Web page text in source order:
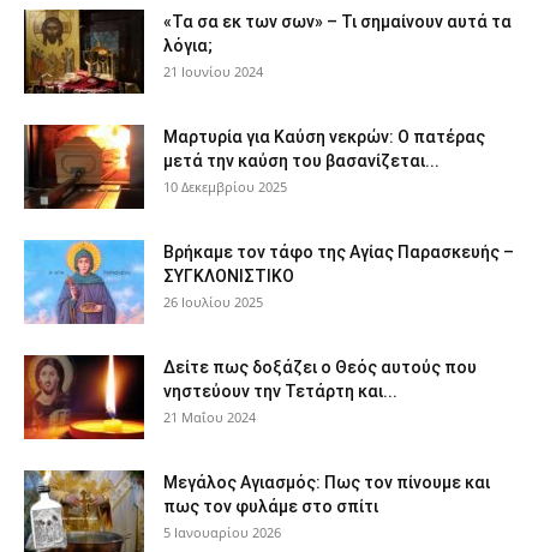
«Τα σα εκ των σων» – Τι σημαίνουν αυτά τα
λόγια;
21 Ιουνίου 2024
Μαρτυρία για Καύση νεκρών: Ο πατέρας
μετά την καύση του βασανίζεται...
10 Δεκεμβρίου 2025
Βρήκαμε τον τάφο της Αγίας Παρασκευής –
ΣΥΓΚΛΟΝΙΣΤΙΚΟ
26 Ιουλίου 2025
Δείτε πως δοξάζει ο Θεός αυτούς που
νηστεύουν την Τετάρτη και...
21 Μαΐου 2024
Μεγάλος Αγιασμός: Πως τον πίνουμε και
πως τον φυλάμε στο σπίτι
5 Ιανουαρίου 2026